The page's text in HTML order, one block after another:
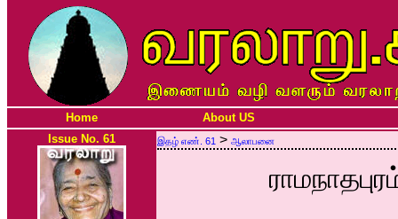
Home
About US
Issue No. 61
இதழ் எண். 61 > ஆலாபனை